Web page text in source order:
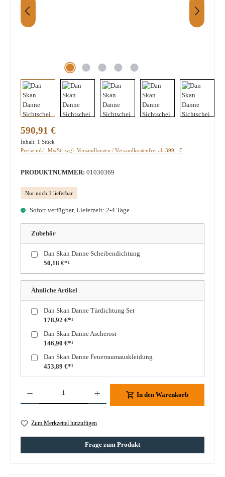
Regulärer Preis:
590,91 €
Inhalt: 1 Stück
Preise inkl. MwSt. zzgl. Versandkosten / Versandkostenfrei ab 399,- €
PRODUKTNUMMER: 01030369
Nur noch 1 lieferbar
Sofort verfügbar, Lieferzeit: 2-4 Tage
Zubehör
Dan Skan Danne Scheibendichtung
50,18 €*¹
Ähnliche Artikel
Dan Skan Danne Türdichtung Set
178,92 €*¹
Dan Skan Danne Ascherost
146,90 €*¹
Dan Skan Danne Feuerraumauskleidung
453,89 €*¹
In den Warenkorb
Zum Merkzettel hinzufügen
Frage zum Produkt